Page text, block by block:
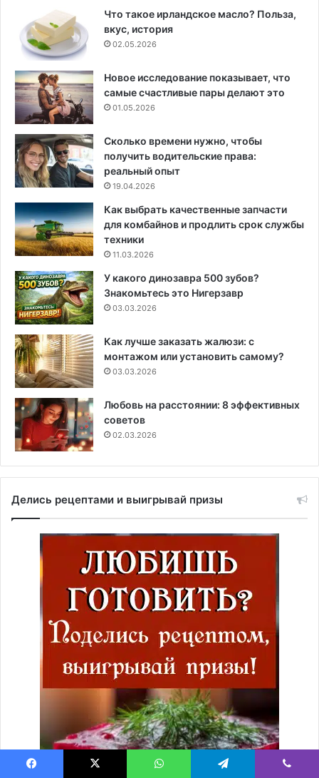
Что такое ирландское масло? Польза,
вкус, история
02.05.2026
Новое исследование показывает, что
самые счастливые пары делают это
01.05.2026
Сколько времени нужно, чтобы
получить водительские права:
реальный опыт
19.04.2026
Как выбрать качественные запчасти
для комбайнов и продлить срок службы
техники
11.03.2026
У какого динозавра 500 зубов?
Знакомьтесь это Нигерзавр
03.03.2026
Как лучше заказать жалюзи: с
монтажом или установить самому?
03.03.2026
Любовь на расстоянии: 8 эффективных
советов
02.03.2026
Делись рецептами и выигрывай призы